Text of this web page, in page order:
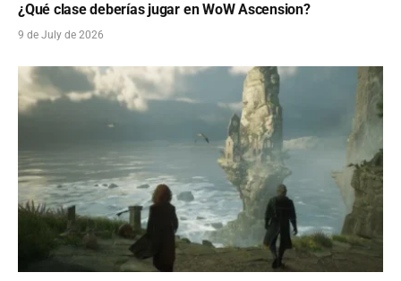
¿Qué clase deberías jugar en WoW Ascension?
9 de July de 2026